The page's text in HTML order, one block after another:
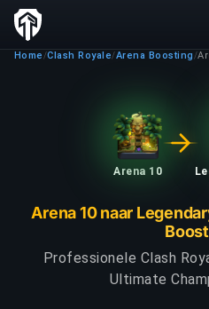
Home /Clash Royale/Arena Boosting /
Arena 10
Arena 10 naar
Professionele Clash
Ultimate